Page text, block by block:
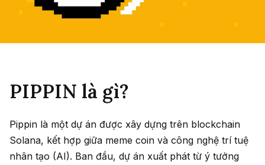
PIPPIN là gì?
Pippin là một dự án được xây dựng trên blockchain
Solana, kết hợp giữa meme coin và công nghệ trí tuệ
nhân tạo (AI). Ban đầu, dự án xuất phát từ ý tưởng